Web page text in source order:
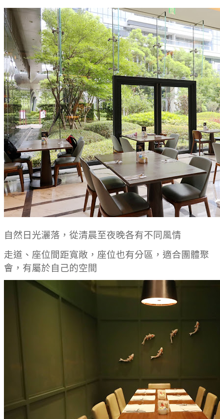
自然日光灑落，從清晨至夜晚各有不同風情
走道、座位間距寬敞，座位也有分區，適合團體聚
會，有屬於自己的空間